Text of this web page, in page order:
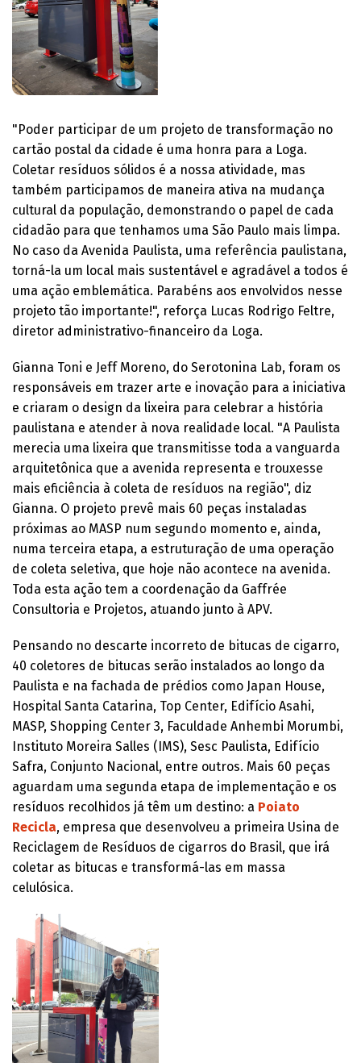
"Poder participar de um projeto de transformação no
cartão postal da cidade é uma honra para a Loga.
Coletar resíduos sólidos é a nossa atividade, mas
também participamos de maneira ativa na mudança
cultural da população, demonstrando o papel de cada
cidadão para que tenhamos uma São Paulo mais limpa.
No caso da Avenida Paulista, uma referência paulistana,
torná-la um local mais sustentável e agradável a todos é
uma ação emblemática. Parabéns aos envolvidos nesse
projeto tão importante!", reforça Lucas Rodrigo Feltre,
diretor administrativo-financeiro da Loga.
Gianna Toni e Jeff Moreno, do Serotonina Lab, foram os
responsáveis em trazer arte e inovação para a iniciativa
e criaram o design da lixeira para celebrar a história
paulistana e atender à nova realidade local. "A Paulista
merecia uma lixeira que transmitisse toda a vanguarda
arquitetônica que a avenida representa e trouxesse
mais eficiência à coleta de resíduos na região", diz
Gianna. O projeto prevê mais 60 peças instaladas
próximas ao MASP num segundo momento e, ainda,
numa terceira etapa, a estruturação de uma operação
de coleta seletiva, que hoje não acontece na avenida.
Toda esta ação tem a coordenação da Gaffrée
Consultoria e Projetos, atuando junto à APV.
Pensando no descarte incorreto de bitucas de cigarro,
40 coletores de bitucas serão instalados ao longo da
Paulista e na fachada de prédios como Japan House,
Hospital Santa Catarina, Top Center, Edifício Asahi,
MASP, Shopping Center 3, Faculdade Anhembi Morumbi,
Instituto Moreira Salles (IMS), Sesc Paulista, Edifício
Safra, Conjunto Nacional, entre outros. Mais 60 peças
aguardam uma segunda etapa de implementação e os
resíduos recolhidos já têm um destino: a Poiato
Recicla, empresa que desenvolveu a primeira Usina de
Reciclagem de Resíduos de cigarros do Brasil, que irá
coletar as bitucas e transformá-las em massa
celulósica.